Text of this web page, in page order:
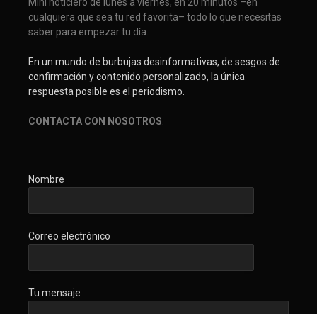
cualquiera que sea tu red favorita– todo lo que necesitas
saber para empezar tu día.
En un mundo de burbujas desinformativas, de sesgos de
confirmación y contenido personalizado, la única
respuesta posible es el periodismo.
CONTACTA CON NOSOTROS
Nombre
Correo electrónico
Tu mensaje